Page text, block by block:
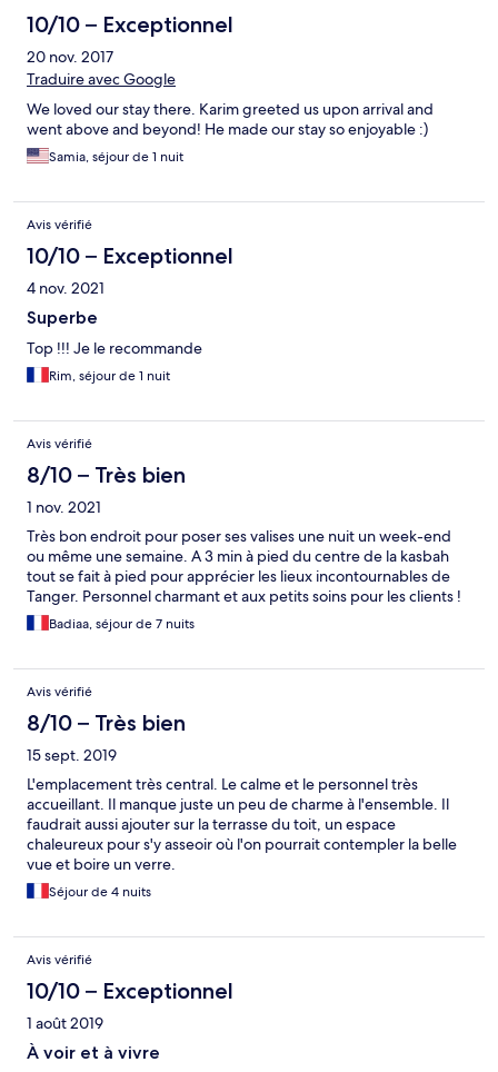
10/10 – Exceptionnel
20 nov. 2017
Traduire avec Google
We loved our stay there. Karim greeted us upon arrival and
went above and beyond! He made our stay so enjoyable :)
Samia, séjour de 1 nuit
Avis vérifié
10/10 – Exceptionnel
4 nov. 2021
Superbe
Top !!! Je le recommande
Rim, séjour de 1 nuit
Avis vérifié
8/10 – Très bien
1 nov. 2021
Très bon endroit pour poser ses valises une nuit un week-end
ou même une semaine. A 3 min à pied du centre de la kasbah
tout se fait à pied pour apprécier les lieux incontournables de
Tanger. Personnel charmant et aux petits soins pour les clients !
Badiaa, séjour de 7 nuits
Avis vérifié
8/10 – Très bien
15 sept. 2019
L'emplacement très central. Le calme et le personnel très
accueillant. Il manque juste un peu de charme à l'ensemble. Il
faudrait aussi ajouter sur la terrasse du toit, un espace
chaleureux pour s'y asseoir où l'on pourrait contempler la belle
vue et boire un verre.
Séjour de 4 nuits
Avis vérifié
10/10 – Exceptionnel
1 août 2019
À voir et à vivre